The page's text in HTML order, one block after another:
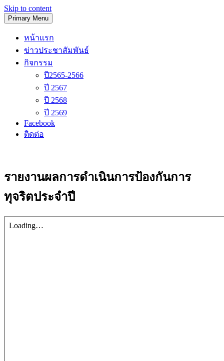
Skip to content
Primary Menu
หน้าแรก
ข่าวประชาสัมพันธ์
กิจกรรม
ปี2565-2566
ปี 2567
ปี 2568
ปี 2569
Facebook
ติดต่อ
รายงานผลการดำเนินการป้องกันการ
ทุจริตประจำปี